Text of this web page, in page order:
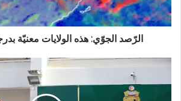
الرّصد الجوّي: هذه الولايات معنيّة